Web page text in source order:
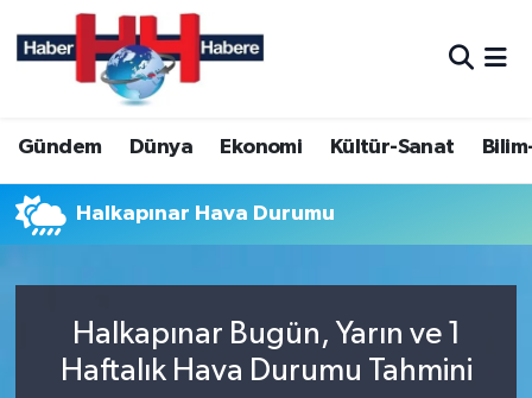
Gündem Dünya Ekonomi Kültür-Sanat
Halkapınar Hava Durumu
Halkapınar Bugün, Yarın ve 1
Haftalık Hava Durumu Tahmini
Hava Durumu
Trafik Durumu
Süper Lig Puan Durumu ve Fikstür
Son Dakika Haberleri